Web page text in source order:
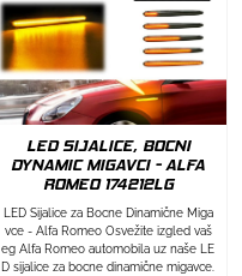
LED SIJALICE, BOCNI
DYNAMIC MIGAVCI - ALFA
ROMEO 174212LG
LED Sijalice za Bocne Dinamične Miga
vce - Alfa Romeo Osvežite izgled vaš
eg Alfa Romeo automobila uz naše LE
D sijalice za bocne dinamične migavce.